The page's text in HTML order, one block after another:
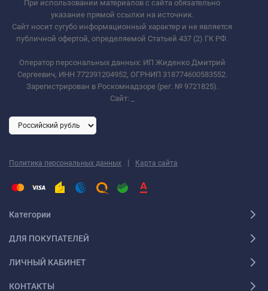
При использовании материалов с сайта обязательно
указание прямой ссылки на источник.
Сайт носит сугубо информационный характер и не является
публичной офертой, определяемой Статьей 437 (2) ГК РФ.
Оператор персональных данных: ИП Жиденко Дмитрий
Сергеевич, ИНН 772391204952, ОГРНИП 318774600583552.
Зарегистрирован в Роскомнадзоре (рег. № 9721825).
Сайт:
Политика персональных данных | Карта сайта
Категории
ДЛЯ ПОКУПАТЕЛЕЙ
ЛИЧНЫЙ КАБИНЕТ
КОНТАКТЫ